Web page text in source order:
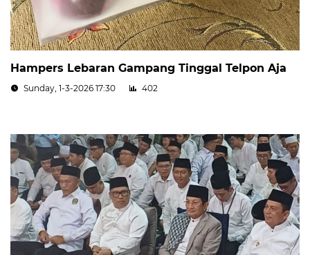
Hampers Lebaran Gampang Tinggal Telpon Aja
Sunday, 1-3-2026 17:30 402